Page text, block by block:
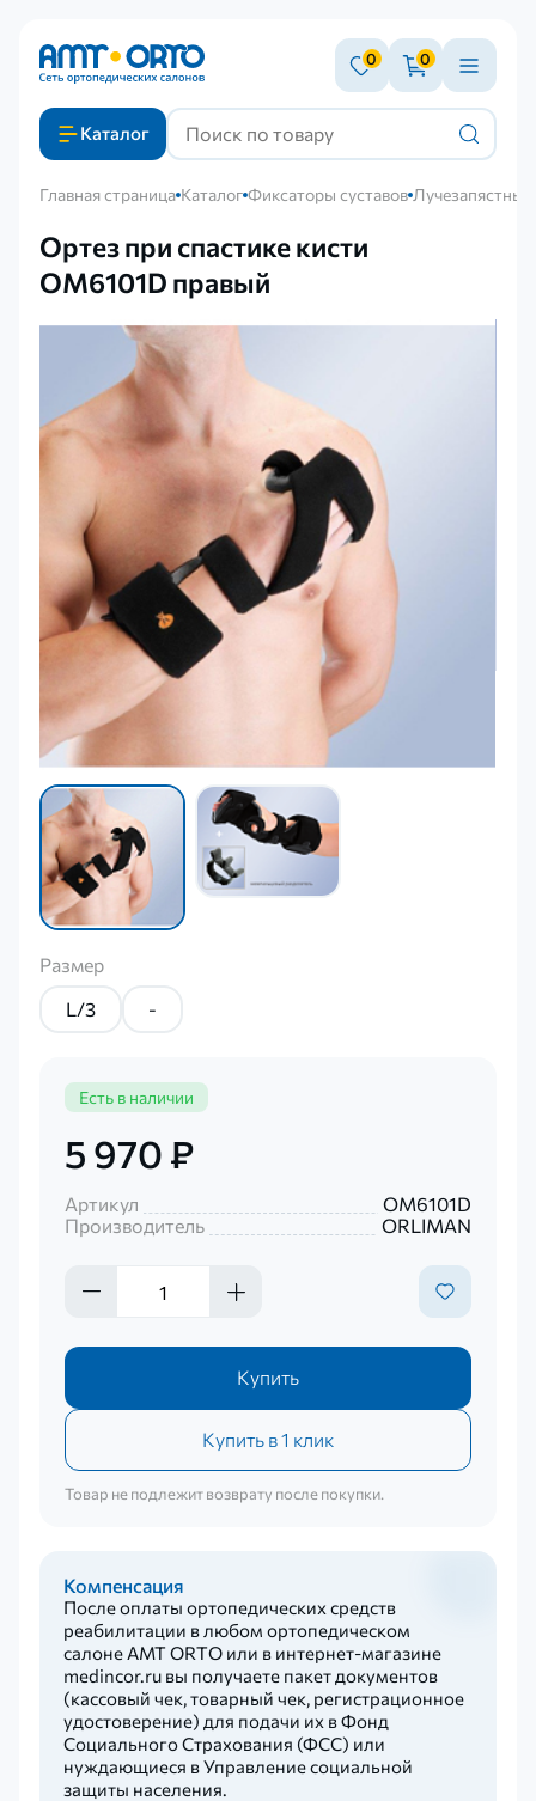
0 0
Каталог
Главная страница Каталог Фиксаторы суставов Лучезапястный
Ортез при спастике кисти
OM6101D правый
Размер
L/3
-
Компенсация
После оплаты ортопедических средств
реабилитации в любом ортопедическом
салоне AMT ORTO или в интернет-магазине
medincor.ru вы получаете пакет документов
(кассовый чек, товарный чек, регистрационное
удостоверение) для подачи их в Фонд
Социального Страхования (ФСС) или
нуждающиеся в Управление социальной
защиты населения.
Есть в наличии
5 970 ₽
Артикул
OM6101D
Производитель
ORLIMAN
Купить
Купить в 1 клик
Товар не подлежит возврату после покупки.